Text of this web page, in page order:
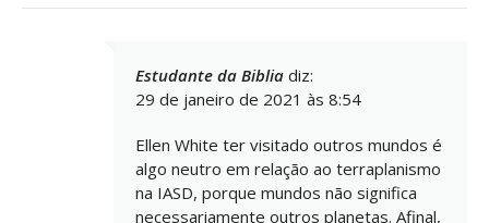
Estudante da Biblia diz:
29 de janeiro de 2021 às 8:54
Ellen White ter visitado outros mundos é
algo neutro em relação ao terraplanismo
na IASD, porque mundos não significa
necessariamente outros planetas. Afinal,